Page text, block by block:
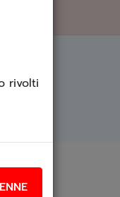
rivolti